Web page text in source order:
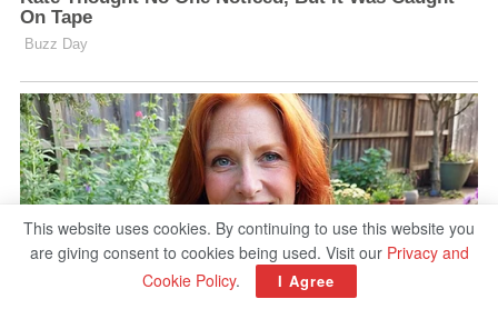
This website uses cookies. By continuing to use this website you
are giving consent to cookies being used. Visit our Privacy and
Cookie Policy. I Agree